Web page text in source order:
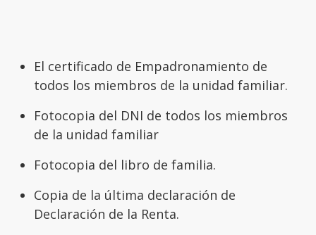
El certificado de Empadronamiento de
todos los miembros de la unidad familiar.
Fotocopia del DNI de todos los miembros
de la unidad familiar
Fotocopia del libro de familia.
Copia de la última declaración de
Declaración de la Renta.